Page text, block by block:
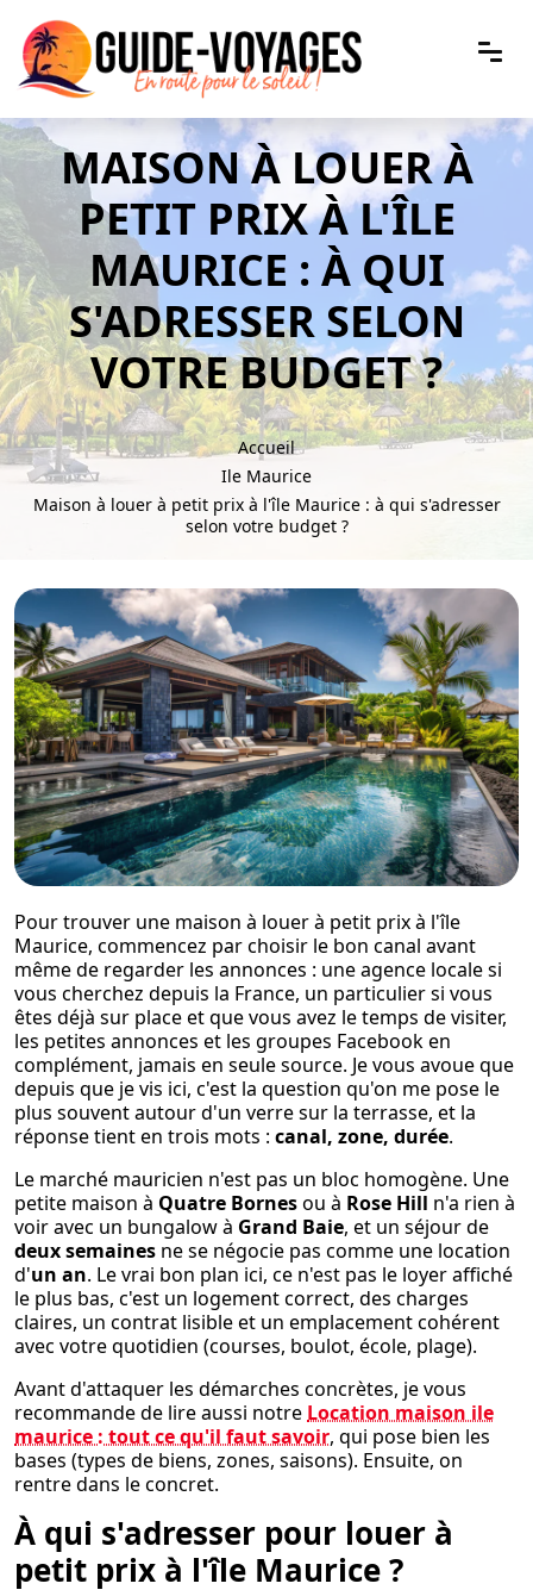
MAISON À LOUER À
PETIT PRIX À L'ÎLE
MAURICE : À QUI
S'ADRESSER SELON
VOTRE BUDGET ?
Accueil
Ile Maurice
Maison à louer à petit prix à l'île Maurice : à qui s'adresser
selon votre budget ?
Pour trouver une maison à louer à petit prix à l'île
Maurice, commencez par choisir le bon canal avant
même de regarder les annonces : une agence locale si
vous cherchez depuis la France, un particulier si vous
êtes déjà sur place et que vous avez le temps de visiter,
les petites annonces et les groupes Facebook en
complément, jamais en seule source. Je vous avoue que
depuis que je vis ici, c'est la question qu'on me pose le
plus souvent autour d'un verre sur la terrasse, et la
réponse tient en trois mots : canal, zone, durée.
Le marché mauricien n'est pas un bloc homogène. Une
petite maison à Quatre Bornesou à Rose Hill n'a rien à
voir avec un bungalow à Grand Baie, et un séjour de
deux semaines ne se négocie pas comme une location
d'un an. Le vrai bon plan ici, ce n'est pas le loyer affiché
le plus bas, c'est un logement correct, des charges
claires, un contrat lisible et un emplacement cohérent
avec votre quotidien (courses, boulot, école, plage).
Avant d'attaquer les démarches concrètes, je vous
recommande de lire aussi notre Location maison ile
maurice : tout ce qu'il faut savoir, qui pose bien les
bases (types de biens, zones, saisons). Ensuite, on
rentre dans le concret.
À qui s'adresser pour louer à
petit prix à l'île Maurice ?